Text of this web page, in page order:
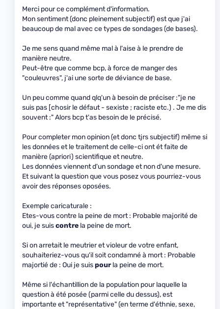
Merci pour ce complément d'information.
Mon sentiment (donc pleinement subjectif) est que j'ai
beaucoup de mal avec ce types de sondages (de bases).
Je me sens quand même mal à l'aise à le prendre de
manière neutre.
Peut-être que comme bcp, à force de manger des
"couleuvres", j'ai une sorte de déviance de base.
Un peu comme quand qlq'un à besoin de préciser :"je ne
suis pas [chosir le défaut - sexiste ; raciste etc.) . Je me dis
souvent :" Alors bcp t'as besoin de le précisé.
Pour completer mon opinion (et donc tjrs subjectif) même si
les données et le traitement de celle-ci ont ét faite de
manière (apriori) scientifique et neutre.
Les données viennent d'un sondage et non d'une mesure.
Et suivant la question que vous posez vous pourriez-vous
avoir des réponses oposées.
Exemple caricaturale :
Etes-vous contre la peine de mort : Probable majorité de
oui, je suiscontre la peine de mort.
Si on arretait le meutrier et violeur de votre enfant,
souhaiteriez-vous qu'il soit condamné à mort : Probable
majortié de : Oui je suispourla peine de mort.
Même si l'échantillion de la population pour laquelle la
question à été posée (parmi celle du dessus), est
importante et "représentative" (en terme d'éthnie, sexe,